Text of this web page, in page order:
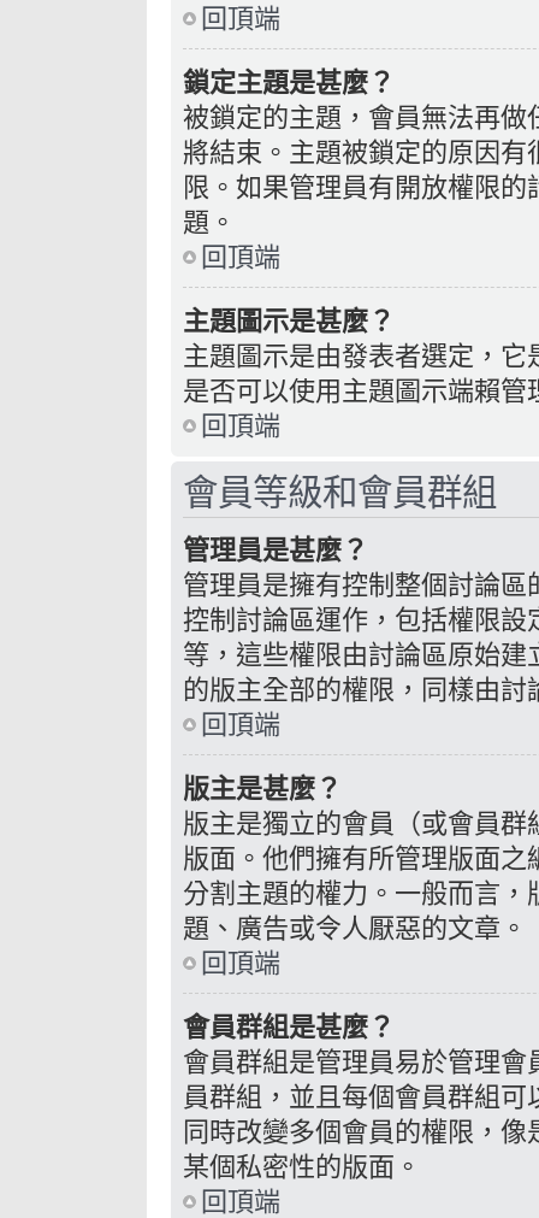
回頂端
鎖定主題是甚麼？
被鎖定的主題，會員無法再
將結束。主題被鎖定的原因
限。如果管理員有開放權限
題。
回頂端
主題圖示是甚麼？
主題圖示是由發表者選定，
是否可以使用主題圖示端賴管
回頂端
會員等級和會員群組
管理員是甚麼？
管理員是擁有控制整個討論
控制討論區運作，包括權限
等，這些權限由討論區原始
的版主全部的權限，同樣由
回頂端
版主是甚麼？
版主是獨立的會員（或會員
版面。他們擁有所管理版面
分割主題的權力。一般而言
題、廣告或令人厭惡的文章。
回頂端
會員群組是甚麼？
會員群組是管理員易於管理
員群組，並且每個會員群組
同時改變多個會員的權限，
某個私密性的版面。
回頂端